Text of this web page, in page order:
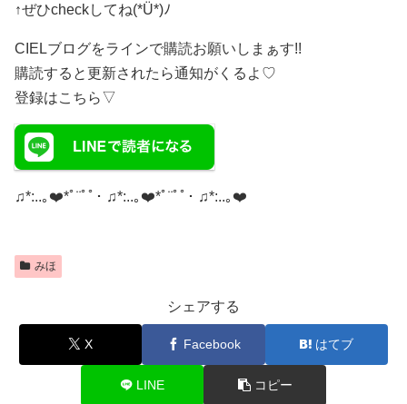
↑ぜひcheckしてね(*Ü*)ﾉ
CIELブログをラインで購読お願いしまぁす!!
購読すると更新されたら通知がくるよ♡
登録はこちら▽
♫*:..｡❤️*ﾟ¨ﾟﾟ･ ♫*:..｡❤️*ﾟ¨ﾟﾟ･ ♫*:..｡❤️
みほ
シェアする
X Facebook はてブ
LINE コピー